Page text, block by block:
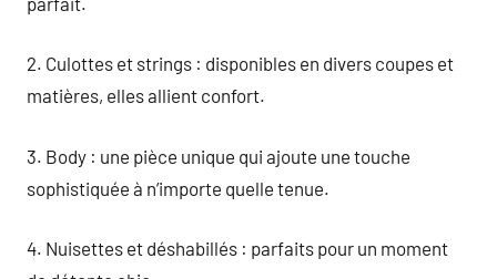
2. Culottes et strings : disponibles en divers coupes et
matières, elles allient confort.
3. Body : une pièce unique qui ajoute une touche
sophistiquée à n’importe quelle tenue.
4. Nuisettes et déshabillés : parfaits pour un moment